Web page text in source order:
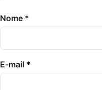
Nome *
E-mail *